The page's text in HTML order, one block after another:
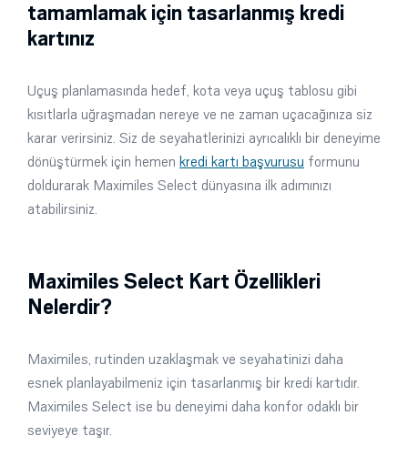
tamamlamak için tasarlanmış kredi
kartınız
Uçuş planlamasında hedef, kota veya uçuş tablosu gibi
kısıtlarla uğraşmadan nereye ve ne zaman uçacağınıza siz
karar verirsiniz. Siz de seyahatlerinizi ayrıcalıklı bir deneyime
dönüştürmek için hemen kredi kartı başvurusu formunu
doldurarak Maximiles Select dünyasına ilk adımınızı
atabilirsiniz.
Maximiles Select Kart Özellikleri
Nelerdir?
Maximiles, rutinden uzaklaşmak ve seyahatinizi daha
esnek planlayabilmeniz için tasarlanmış bir kredi kartıdır.
Maximiles Select ise bu deneyimi daha konfor odaklı bir
seviyeye taşır.